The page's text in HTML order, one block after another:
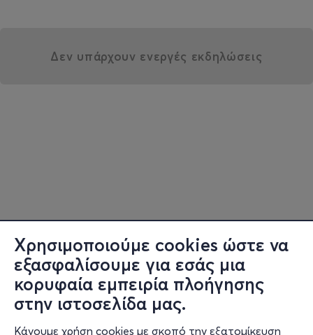
Χρησιμοποιούμε cookies ώστε να
εξασφαλίσουμε για εσάς μια
κορυφαία εμπειρία πλοήγησης
στην ιστοσελίδα μας.
Κάνουμε χρήση cookies με σκοπό την εξατομίκευση
Δεν υπάρχουν ενεργές εκδηλώσεις